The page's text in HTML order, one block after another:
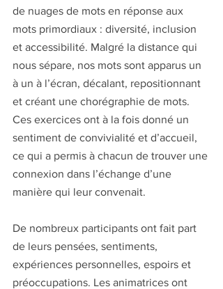
de nuages ​​de mots en réponse aux
mots primordiaux : diversité, inclusion
et accessibilité. Malgré la distance qui
nous sépare, nos mots sont apparus un
à un à l’écran, décalant, repositionnant
et créant une chorégraphie de mots.
Ces exercices ont à la fois donné un
sentiment de convivialité et d’accueil,
ce qui a permis à chacun de trouver une
connexion dans l’échange d’une
manière qui leur convenait.
De nombreux participants ont fait part
de leurs pensées, sentiments,
expériences personnelles, espoirs et
préoccupations. Les animatrices ont